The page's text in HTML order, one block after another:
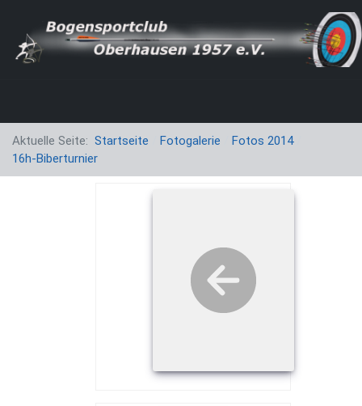
Aktuelle Seite: Startseite Fotogalerie
Fotos 2014
16h-Biberturnier